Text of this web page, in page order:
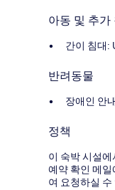
아동 및 추가
간이 침대:
반려동물
장애인 안
정책
이 숙박 시설
예약 확인 메
여 요청하실